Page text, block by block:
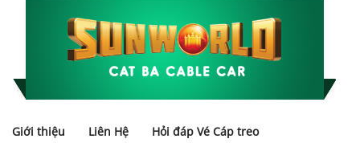
Giới thiệu Liên Hệ Hỏi đáp Vé Cáp treo